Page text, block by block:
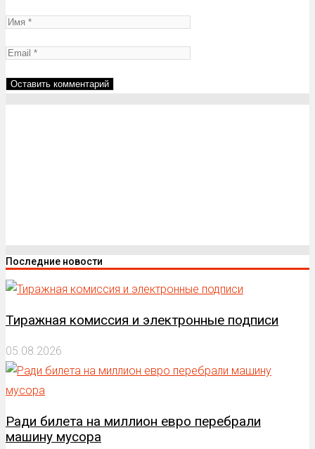
Последние новости
Тиражная комиссия и электронные подписи
05.08.2026
Ради билета на миллион евро перебрали
машину мусора